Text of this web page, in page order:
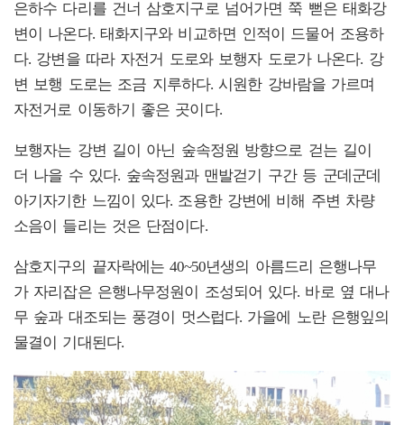
은하수 다리를 건너 삼호지구로 넘어가면 쭉 뻗은 태화강
변이 나온다. 태화지구와 비교하면 인적이 드물어 조용하
다. 강변을 따라 자전거 도로와 보행자 도로가 나온다. 강
변 보행 도로는 조금 지루하다. 시원한 강바람을 가르며
자전거로 이동하기 좋은 곳이다.
보행자는 강변 길이 아닌 숲속정원 방향으로 걷는 길이
더 나을 수 있다. 숲속정원과 맨발걷기 구간 등 군데군데
아기자기한 느낌이 있다. 조용한 강변에 비해 주변 차량
소음이 들리는 것은 단점이다.
삼호지구의 끝자락에는 40~50년생의 아름드리 은행나무
가 자리잡은 은행나무정원이 조성되어 있다. 바로 옆 대나
무 숲과 대조되는 풍경이 멋스럽다. 가을에 노란 은행잎의
물결이 기대된다.